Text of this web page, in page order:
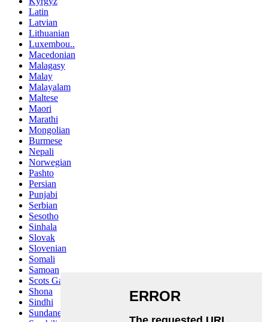
Latin
Latvian
Lithuanian
Luxembou..
Macedonian
Malagasy
Malay
Malayalam
Maltese
Maori
Marathi
Mongolian
Burmese
Nepali
Norwegian
Pashto
Persian
Punjabi
Serbian
Sesotho
Sinhala
Slovak
Slovenian
Somali
Samoan
Scots Gaelic
Shona
Sindhi
Sundanese